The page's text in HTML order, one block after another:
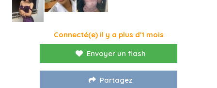
Connecté(e) il y a plus d'1 mois
Envoyer un flash
Partagez